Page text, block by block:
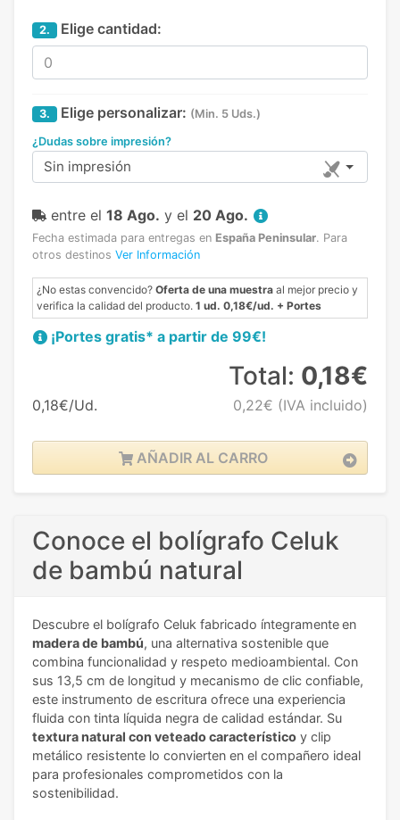
2. Elige cantidad:
3. Elige personalizar: (Min. 5 Uds.)
¿Dudas sobre impresión?
Sin impresión
entre el 18 Ago. y el 20 Ago.
Fecha estimada para entregas en España Peninsular. Para
otros destinos Ver Información
¿No estas convencido? Oferta de una muestra al mejor precio y
verifica la calidad del producto. 1 ud. 0,18€/ud. + Portes
¡Portes gratis* a partir de 99€!
0,18€/Ud.
Total: 0,18€
0,22€ (IVA incluido)
AÑADIR AL CARRO
Conoce el bolígrafo Celuk
de bambú natural
Descubre el bolígrafo Celuk fabricado íntegramenteen
madera de bambú, una alternativa sostenible que
combina funcionalidad y respeto medioambiental. Con
sus 13,5 cm de longitud y mecanismo de clic confiable,
este instrumento de escritura ofrece una experiencia
fluida con tinta líquida negra de calidad estándar. Su
textura natural con veteado característico y clip
metálico resistente lo convierten en el compañero ideal
para profesionales comprometidos con la
sostenibilidad.